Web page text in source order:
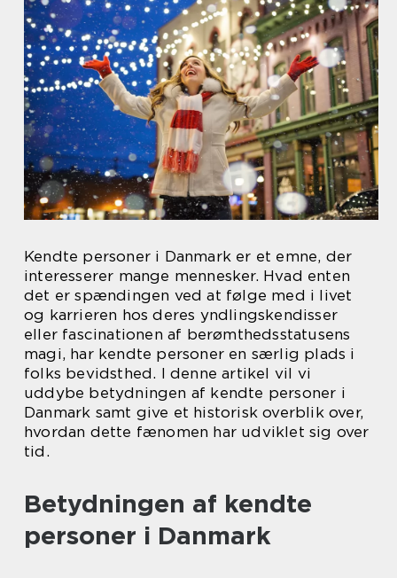
Kendte personer i Danmark er et emne, der
interesserer mange mennesker. Hvad enten
det er spændingen ved at følge med i livet
og karrieren hos deres yndlingskendisser
eller fascinationen af berømthedsstatusens
magi, har kendte personer en særlig plads i
folks bevidsthed. I denne artikel vil vi
uddybe betydningen af kendte personer i
Danmark samt give et historisk overblik over,
hvordan dette fænomen har udviklet sig over
tid.
Betydningen af kendte
personer i Danmark